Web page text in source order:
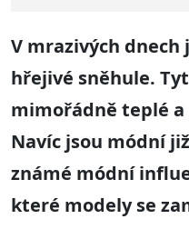
V mrazivých dnech
hřejivé sněhule.
mimořádně teplé
Navíc jsou módní
známé módní
které modely se